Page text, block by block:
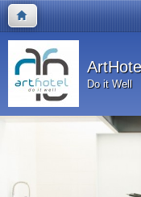
Do it Well